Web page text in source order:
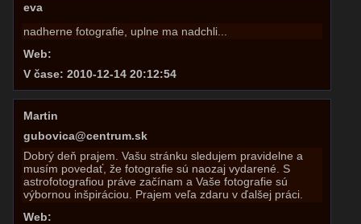
eva
nadherne fotografie, uplne ma nadchli...
Web:
V čase: 2010-12-14 20:12:54
Martin
gubovica@centrum.sk
Dobrý deň prajem. Vašu stránku sledujem pravidelne a
musím povedať, že fotografie sú naozaj vydarené. S
astrofotografiou práve začínam a Vaše fotografie sú
výbornou inšpiráciou. Prajem veľa zdaru v ďalšej práci.
Web: